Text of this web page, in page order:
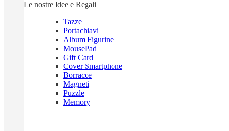
Le nostre Idee e Regali
Tazze
Portachiavi
Album Figurine
MousePad
Gift Card
Cover Smartphone
Borracce
Magneti
Puzzle
Memory